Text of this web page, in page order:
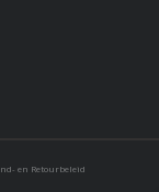
en Retourbeleid